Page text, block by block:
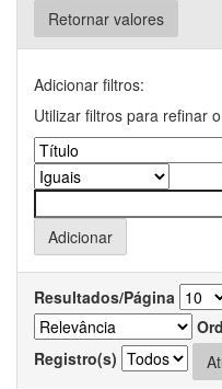
Retornar valores
Adicionar filtros:
Utilizar filtros para refinar
Resultados/Página
Registro(s)